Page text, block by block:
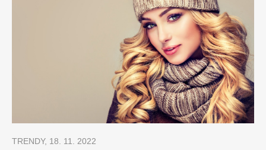
TRENDY, 18. 11. 2022